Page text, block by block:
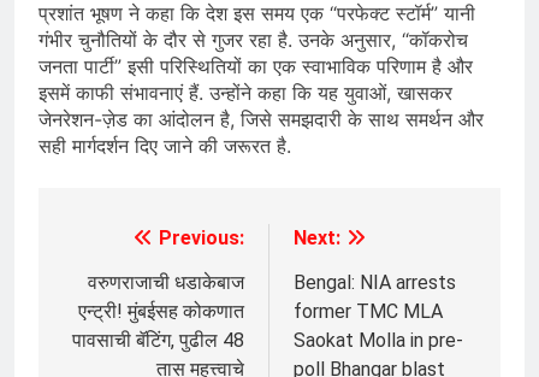
प्रशांत भूषण ने कहा कि देश इस समय एक “परफेक्ट स्टॉर्म” यानी
गंभीर चुनौतियों के दौर से गुजर रहा है. उनके अनुसार, “कॉकरोच
जनता पार्टी” इसी परिस्थितियों का एक स्वाभाविक परिणाम है और
इसमें काफी संभावनाएं हैं. उन्होंने कहा कि यह युवाओं, खासकर
जेनरेशन-ज़ेड का आंदोलन है, जिसे समझदारी के साथ समर्थन और
सही मार्गदर्शन दिए जाने की जरूरत है.
navigation
Previous:
वरुणराजाची धडाकेबाज
एन्ट्री! मुंबईसह कोकणात
पावसाची बॅटिंग, पुढील 48
तास महत्त्वाचे
Next:
Bengal: NIA arrests
former TMC MLA
Saokat Molla in pre-
poll Bhangar blast